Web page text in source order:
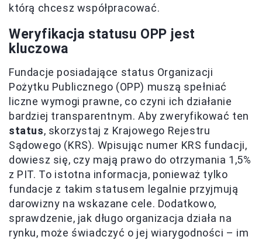
którą chcesz współpracować.
Weryfikacja statusu OPP jest
kluczowa
Fundacje posiadające status Organizacji
Pożytku Publicznego (OPP) muszą spełniać
liczne wymogi prawne, co czyni ich działanie
bardziej transparentnym. Aby zweryfikować ten
status, skorzystaj z Krajowego Rejestru
Sądowego (KRS). Wpisując numer KRS fundacji,
dowiesz się, czy mają prawo do otrzymania 1,5%
z PIT. To istotna informacja, ponieważ tylko
fundacje z takim statusem legalnie przyjmują
darowizny na wskazane cele. Dodatkowo,
sprawdzenie, jak długo organizacja działa na
rynku, może świadczyć o jej wiarygodności – im